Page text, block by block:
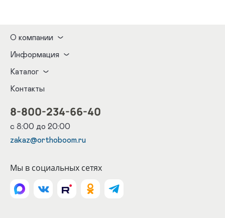
О компании
Информация
Каталог
Контакты
8-800-234-66-40
с 8:00 до 20:00
zakaz@orthoboom.ru
Мы в социальных сетях